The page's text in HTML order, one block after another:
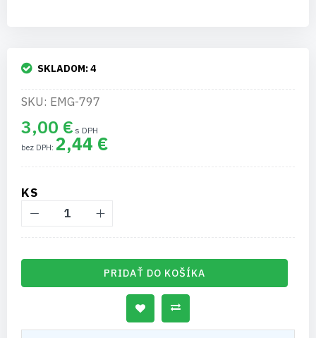
SKLADOM:4
SKU: EMG-797
3,00 €
2,44 €
KS
PRIDAŤ DO KOŠÍKA